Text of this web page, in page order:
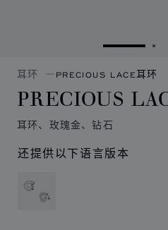
转到幻灯
转
耳环 PRECIOUS LACE耳环
PRECIOUS
耳环、玫瑰金、钻石
还提供以下语言版本